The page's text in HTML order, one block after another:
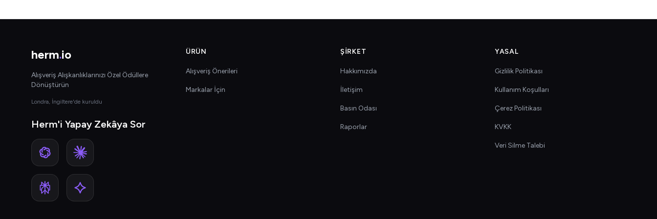
herm.io
Alışveriş Alışkanlıklarınızı Özel Ödüllere
Dönüştürün
Londra, İngiltere'de kuruldu
Herm'i Yapay Zekâya Sor
ÜRÜN
Alışveriş Önerileri
Markalar İçin
ŞIRKET
Hakkımızda
İletişim
Basın Odası
Raporlar
YASAL
Gizlilik Politikası
Kullanım Koşulları
Çerez Politikası
KVKK
Veri Silme Talebi